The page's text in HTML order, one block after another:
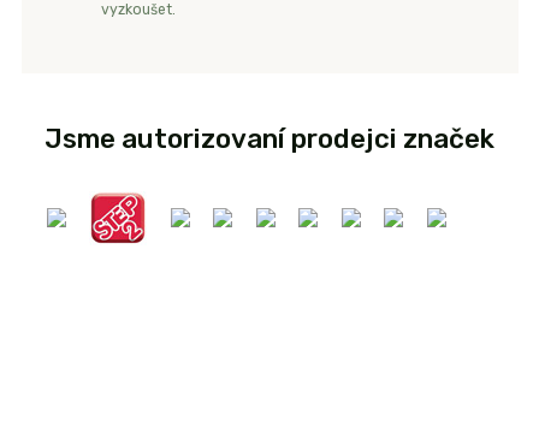
vyzkoušet.
Jsme autorizovaní prodejci značek